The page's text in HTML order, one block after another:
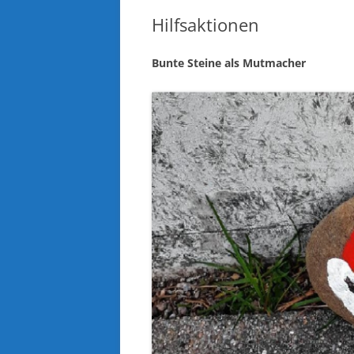
Hilfsaktionen
Bunte Steine als Mutmacher